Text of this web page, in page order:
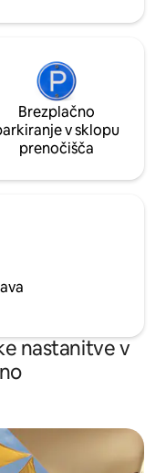
Brezplačno
v sklopu
prenočišča
nastanitve v